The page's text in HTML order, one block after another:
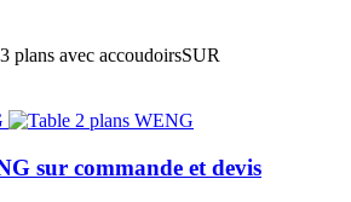
plans avec accoudoirsSUR
sur commande et devis